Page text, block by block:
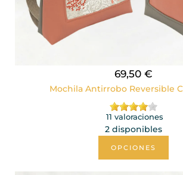
69,50 €
Mochila Antirrobo Reversible
11 valoraciones
2 disponibles
OPCIONES